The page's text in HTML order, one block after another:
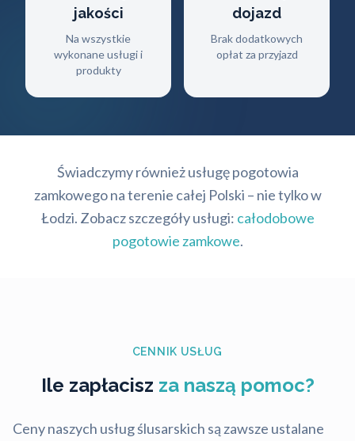
jakości
Na wszystkie
wykonane usługi i
produkty
dojazd
Brak dodatkowych
opłat za przyjazd
Świadczymy również usługę pogotowia
zamkowego na terenie całej Polski – nie tylko w
Łodzi. Zobacz szczegóły usługi: całodobowe
pogotowie zamkowe.
CENNIK USŁUG
Ile zapłacisz za naszą pomoc?
Ceny naszych usług ślusarskich są zawsze ustalane